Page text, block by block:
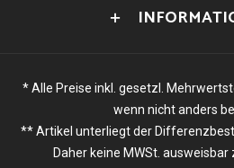
* Alle Preise inkl. gesetzl.
wenn nicht anders
** Artikel unterliegt der
Daher keine MWSt. ausweisbar